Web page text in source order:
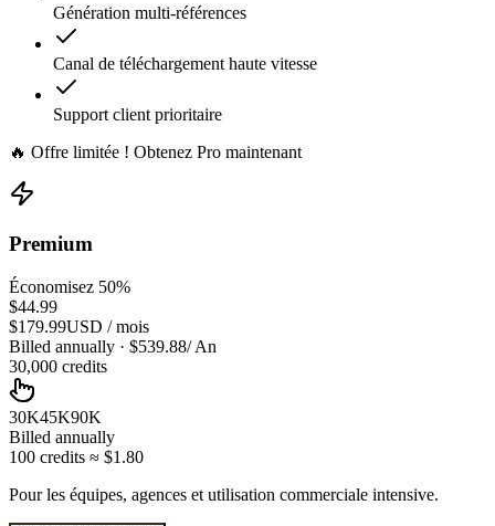
Génération multi-références
Canal de téléchargement haute vitesse
Support client prioritaire
🔥 Offre limitée ! Obtenez Pro maintenant
Premium
Économisez 50%
$44.99
$179.99USD /mois
Billed annually · $539.88/An
30,000 credits
30K45K90K
Billed annually
100 credits ≈ $1.80
Pour les équipes, agences et utilisation commerciale intensive.